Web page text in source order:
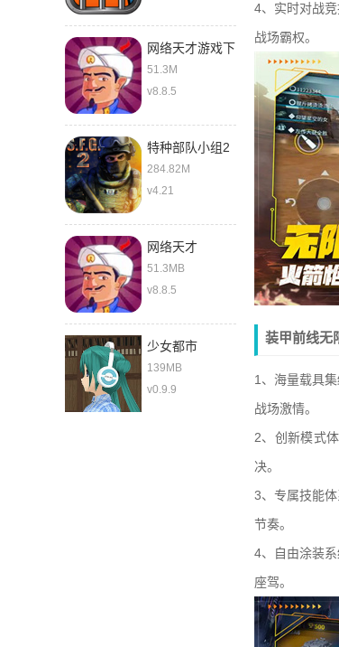
网络天才游戏下
载中文版
51.3M
v8.8.5
特种部队小组2
最新版
284.82M
v4.21
网络天才
51.3MB
v8.8.5
少女都市
139MB
v0.9.9
4、实时对战
战场霸权。
装甲前线无
1、海量载具
战场激情。
2、创新模式
决。
3、专属技能
节奏。
4、自由涂装
座驾。